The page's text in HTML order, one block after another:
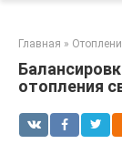
Главная »
отопления